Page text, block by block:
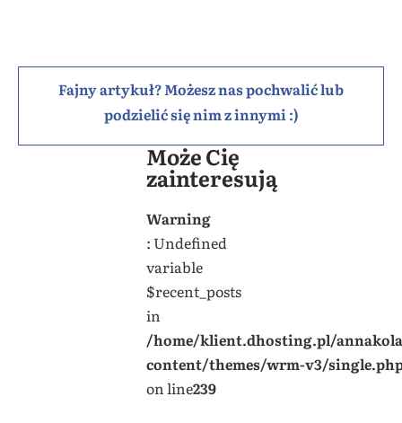
Fajny artykuł? Możesz nas pochwalić lub
podzielić się nim z innymi :)
Może Cię
zainteresują
Warning
: Undefined
variable
$recent_posts
in
/home/klient.dhosting.pl/
content/themes/wrm-v3/
on line239